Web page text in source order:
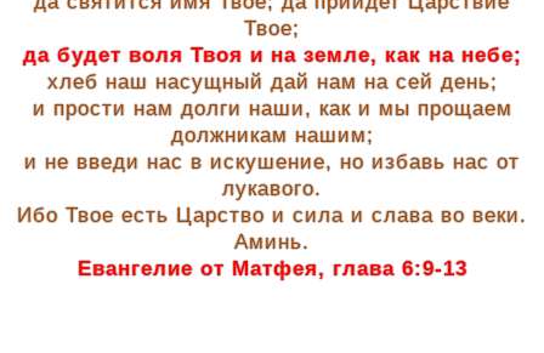
Твое;
да будет воля Твоя и на земле, как на небе;
хлеб наш насущный дай нам на сей день;
и прости нам долги наши, как и мы прощаем
должникам нашим;
и не введи нас в искушение, но избавь нас от
лукавого.
Ибо Твое есть Царство и сила и слава во веки.
Аминь.
Евангелие от Матфея, глава 6:9-13